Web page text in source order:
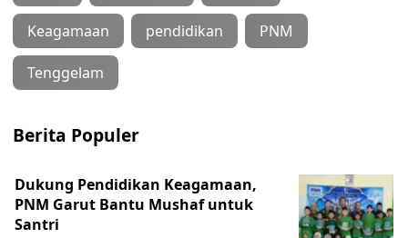
Keagamaan pendidikan PNM
Tenggelam
Berita Populer
Dukung Pendidikan Keagamaan,
PNM Garut Bantu Mushaf untuk
Santri